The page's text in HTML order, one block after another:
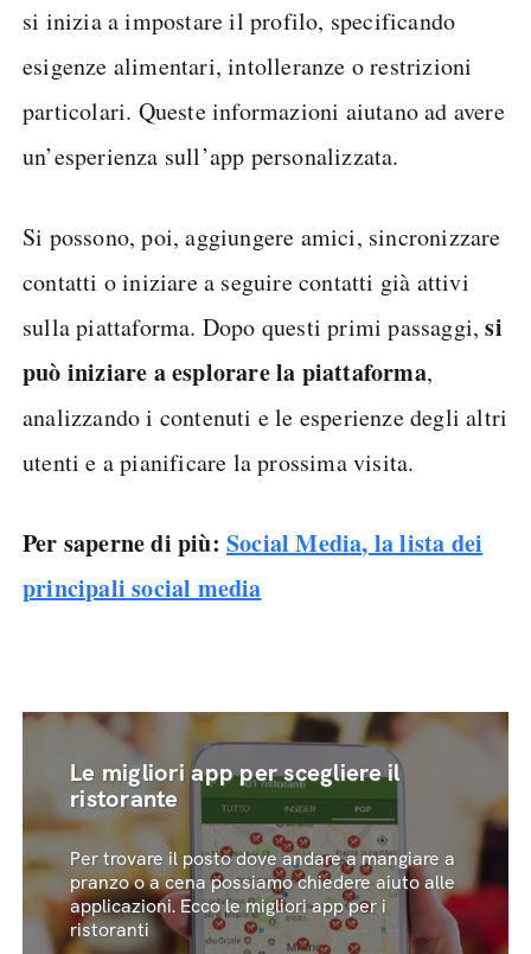
si inizia a impostare il profilo, specificando
esigenze alimentari, intolleranze o restrizioni
particolari. Queste informazioni aiutano ad avere
un’esperienza sull’app personalizzata.
Si possono, poi, aggiungere amici, sincronizzare
contatti o iniziare a seguire contatti già attivi
sulla piattaforma. Dopo questi primi passaggi,si
può iniziare a esplorare la piattaforma,
analizzando i contenuti e le esperienze degli altri
utenti e a pianificare la prossima visita.
Per saperne di più: Social Media, la lista dei
principali social media
Le migliori app per scegliere il
ristorante
Per trovare il posto dove andare a mangiare a
pranzo o a cena possiamo chiedere aiuto alle
applicazioni. Ecco le migliori app per i
ristoranti